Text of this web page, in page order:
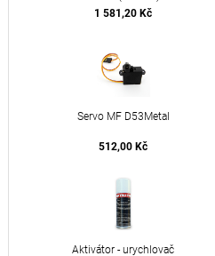
1 581,20 Kč
Servo MF D53Metal
512,00 Kč
Aktivátor - urychlovač